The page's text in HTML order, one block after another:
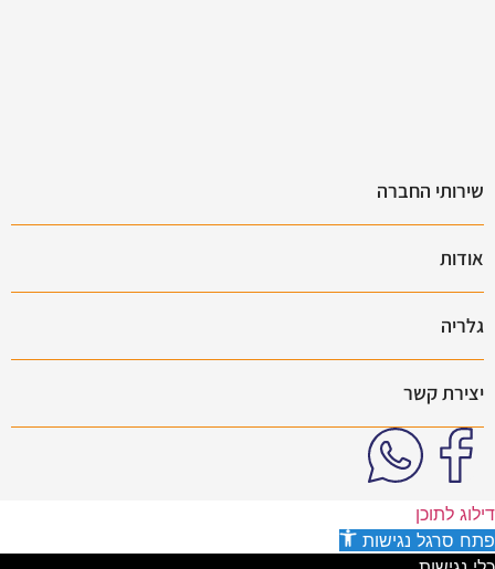
שירותי החברה
אודות
גלריה
יצירת קשר
דילוג לתוכן
פתח סרגל נגישות